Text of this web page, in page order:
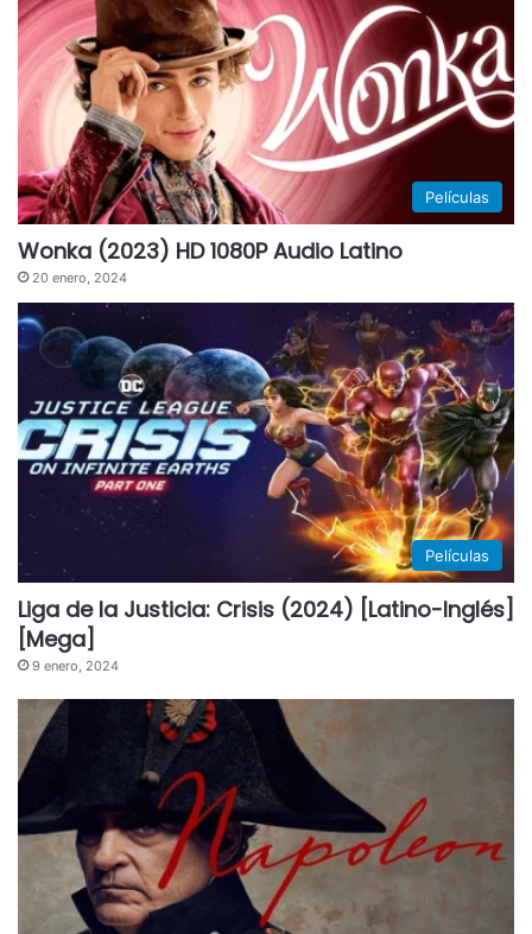
Películas
Wonka (2023) HD 1080P Audio Latino
20 enero, 2024
Películas
Liga de la Justicia: Crisis (2024) [Latino-Inglés]
[Mega]
9 enero, 2024